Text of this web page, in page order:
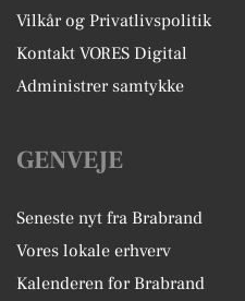
Vilkår og Privatlivspolitik
Kontakt VORES Digital
Administrer samtykke
GENVEJE
Seneste nyt fra Brabrand
Vores lokale erhverv
Kalenderen for Brabrand